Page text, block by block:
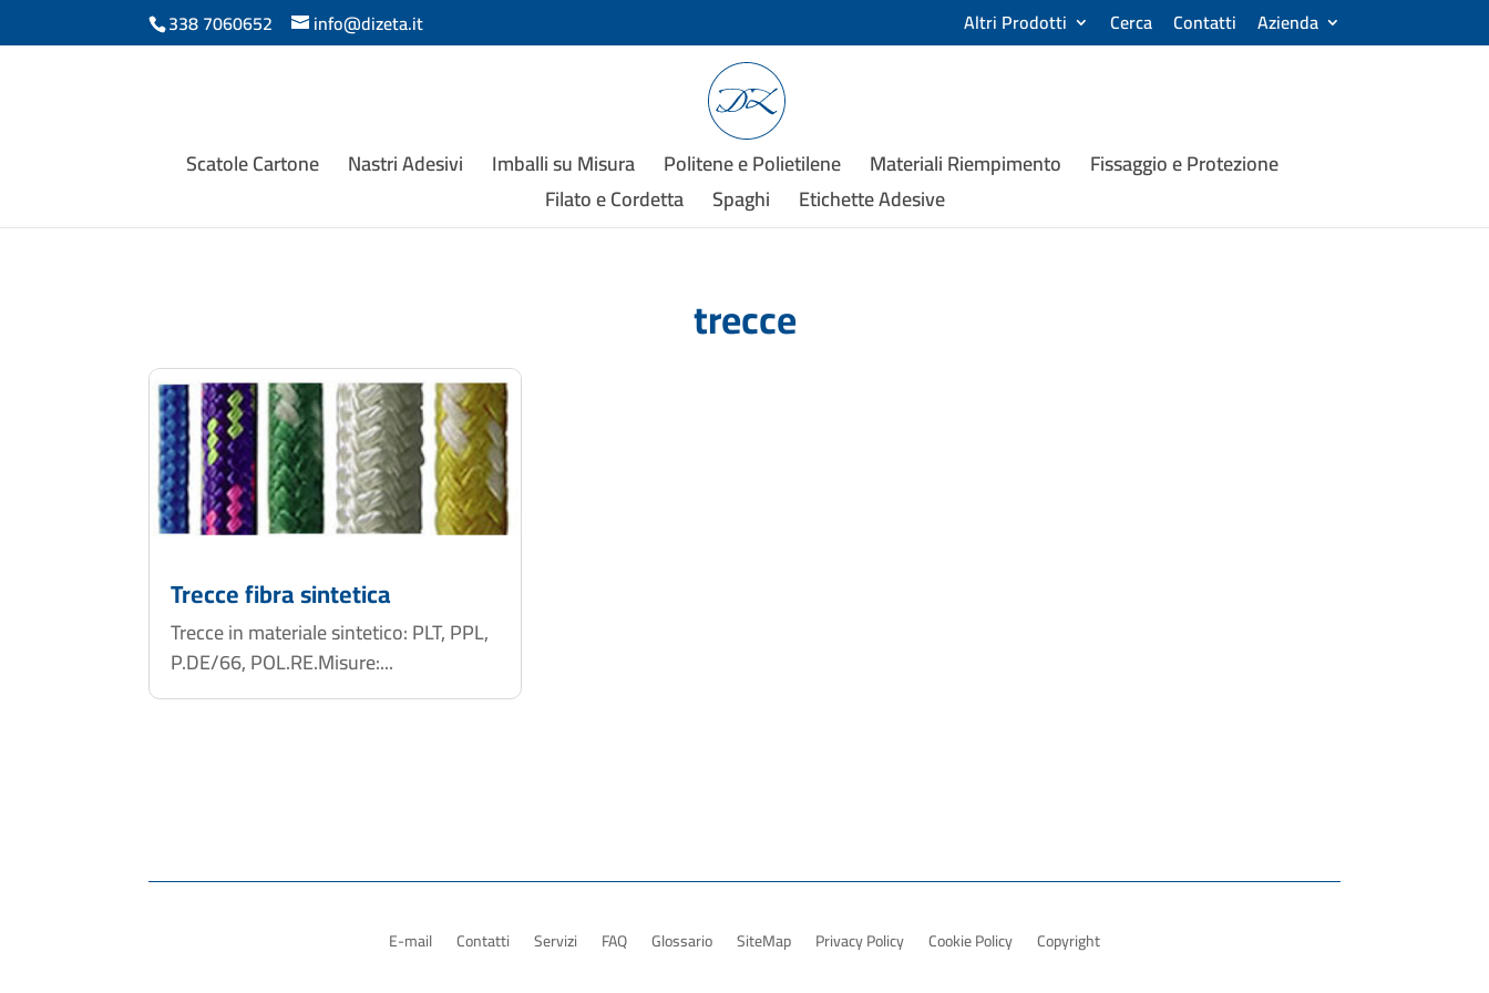
338 7060652 info@dizeta.it Altri Prodotti Cerca Contatti Azienda
Scatole Cartone Nastri Adesivi Imballi su Misura Politene e Polietilene Materiali Riempimento
Fissaggio e Protezione
Filato e Cordetta
Spaghi Etichette Adesive
trecce
Trecce fibra sintetica
Trecce in materiale sintetico: PLT, PPL,
P.DE/66, POL.RE.Misure:...
E-mail Contatti Servizi FAQ Glossario SiteMap Privacy Policy Cookie Policy Copyright